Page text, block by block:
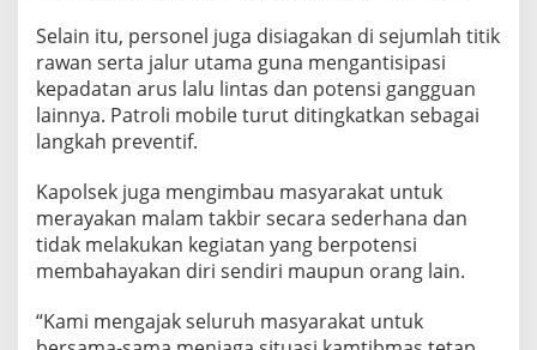
Selain itu, personel juga disiagakan di sejumlah titik
rawan serta jalur utama guna mengantisipasi
kepadatan arus lalu lintas dan potensi gangguan
lainnya. Patroli mobile turut ditingkatkan sebagai
langkah preventif.
Kapolsek juga mengimbau masyarakat untuk
merayakan malam takbir secara sederhana dan
tidak melakukan kegiatan yang berpotensi
membahayakan diri sendiri maupun orang lain.
“Kami mengajak seluruh masyarakat untuk